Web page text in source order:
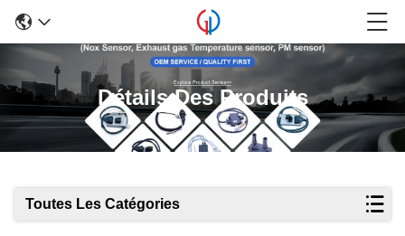
Détails Des Produits
Toutes Les Catégories